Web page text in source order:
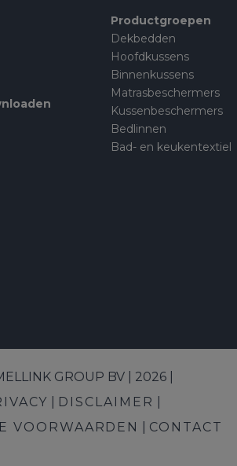
Productgroepen
Dekbedden
Hoofdkussens
Binnenkussens
Matrasbeschermers
Kussenbeschermers
Bedlinnen
Bad- en keukentextiel
GROUP BV | 2026 |
DISCLAIMER
VOORWAARDEN
CONTACT